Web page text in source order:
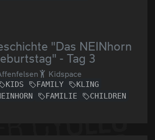
"Das NEINhorn
- Tag 3
Kidspace
KIDS FAMILY
KLING
FAMILIE
CHILDREN